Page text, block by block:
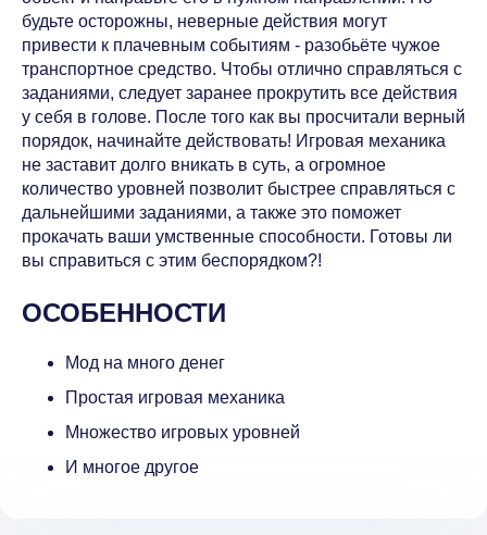
будьте осторожны, неверные действия могут
привести к плачевным событиям - разобьёте чужое
транспортное средство. Чтобы отлично справляться с
заданиями, следует заранее прокрутить все действия
у себя в голове. После того как вы просчитали верный
порядок, начинайте действовать! Игровая механика
не заставит долго вникать в суть, а огромное
количество уровней позволит быстрее справляться с
дальнейшими заданиями, а также это поможет
прокачать ваши умственные способности. Готовы ли
вы справиться с этим беспорядком?!
ОСОБЕННОСТИ
Мод на много денег
Простая игровая механика
Множество игровых уровней
И многое другое